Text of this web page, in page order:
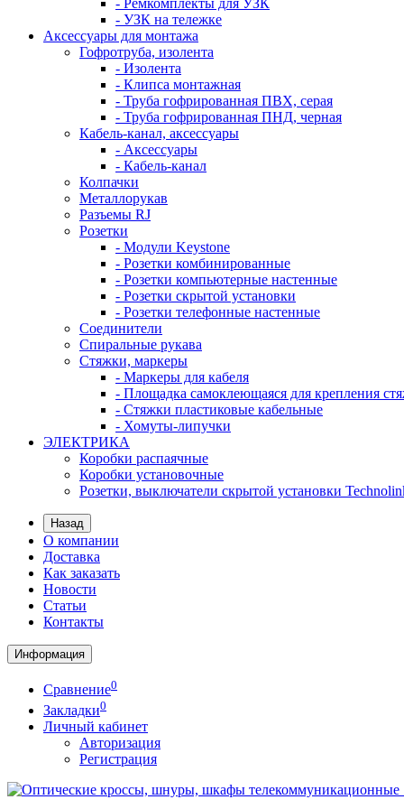
- Ремкомплекты для УЗК
- УЗК на тележке
Аксессуары для монтажа
Гофротруба, изолента
- Изолента
- Клипса монтажная
- Труба гофрированная ПВХ, серая
- Труба гофрированная ПНД, черная
Кабель-канал, аксессуары
- Аксессуары
- Кабель-канал
Колпачки
Металлорукав
Разъемы RJ
Розетки
- Модули Keystone
- Розетки комбинированные
- Розетки компьютерные настенные
- Розетки скрытой установки
- Розетки телефонные настенные
Соединители
Спиральные рукава
Стяжки, маркеры
- Маркеры для кабеля
- Площадка самоклеющаяся для крепления
- Стяжки пластиковые кабельные
- Хомуты-липучки
ЭЛЕКТРИКА
Коробки распаячные
Коробки установочные
Розетки, выключатели скрытой установки
Назад
О компании
Доставка
Как заказать
Новости
Статьи
Контакты
Информация
Сравнение0
Закладки0
Личный кабинет
Авторизация
Регистрация